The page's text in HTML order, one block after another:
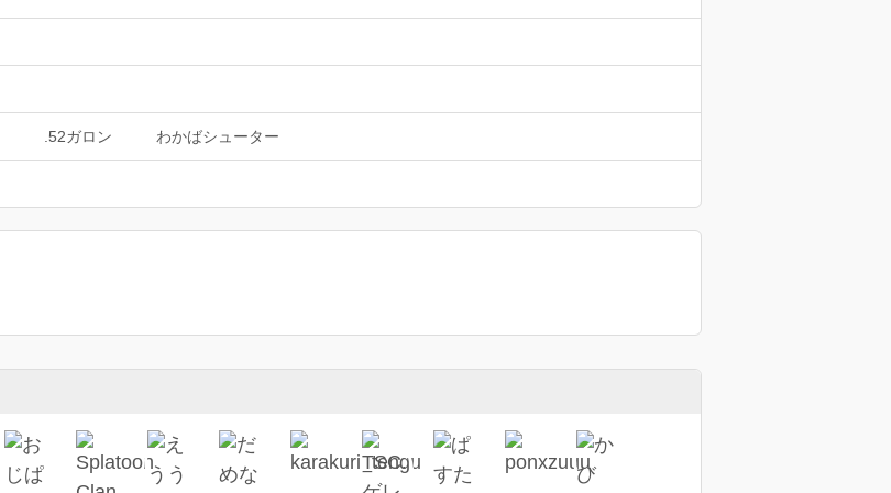
.52ガロン わかばシューター